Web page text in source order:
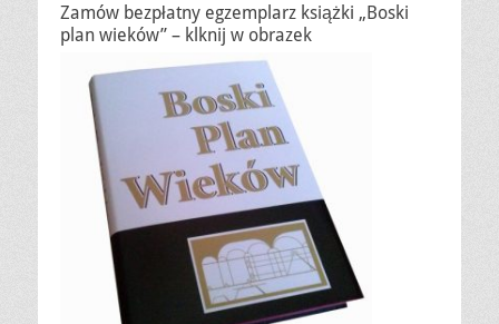
Zamów bezpłatny egzemplarz książki „Boski
plan wieków” – klknij w obrazek